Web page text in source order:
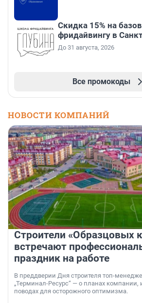
Скидка 15% на
фридайвингу в
До 31 августа, 2026
Все промокоды
НОВОСТИ КОМПАНИЙ
Строители «Образцовых
встречают
праздник на работе
В преддверии Дня строителя топ-
„Терминал-Ресурс“ — о планах компании,
поводах для осторожного оптимизма.